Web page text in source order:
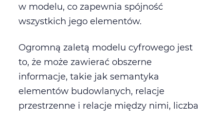
w modelu, co zapewnia spójność
wszystkich jego elementów.
Ogromną zaletą modelu cyfrowego jest
to, że może zawierać obszerne
informacje, takie jak semantyka
elementów budowlanych, relacje
przestrzenne i relacje między nimi, liczba